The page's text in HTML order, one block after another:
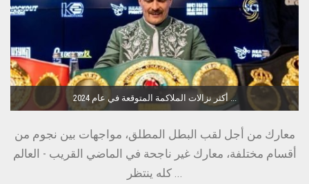
أكثر نزالات الملاكمة المتوقعة في عام 2024 ...
معارك من أجل لقب البطل المطلق، مواجهات بين نجوم من
أقسام مختلفة، معارك غير ناجحة في الماضي القريب - العالم
كله ينتظر ...